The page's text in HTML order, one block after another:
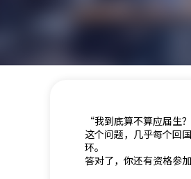
“我到底算不算应届生
这个问题，几乎每个回
环。
答对了，你还有资格参